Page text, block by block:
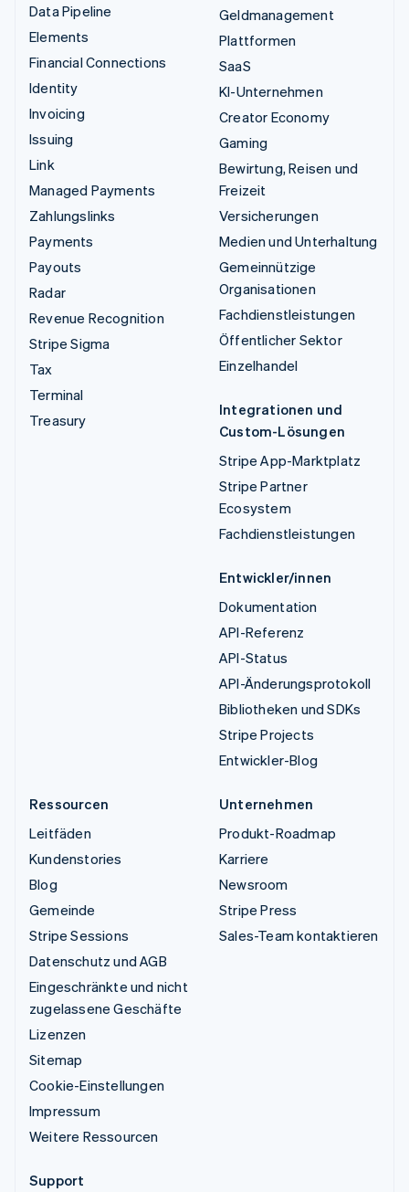
Data Pipeline
Elements
Financial Connections
Identity
Invoicing
Issuing
Link
Managed Payments
Zahlungslinks
Payments
Payouts
Radar
Revenue Recognition
Stripe Sigma
Tax
Terminal
Treasury
Geldmanagement
Plattformen
SaaS
KI-Unternehmen
Creator Economy
Gaming
Bewirtung, Reisen und
Freizeit
Versicherungen
Medien und Unterhaltung
Gemeinnützige
Organisationen
Fachdienstleistungen
Öffentlicher Sektor
Einzelhandel
Integrationen und
Custom-Lösungen
Stripe App-Marktplatz
Stripe Partner
Ecosystem
Fachdienstleistungen
Entwickler/innen
Dokumentation
API-Referenz
API-Status
API-Änderungsprotokoll
Bibliotheken und SDKs
Stripe Projects
Entwickler-Blog
Ressourcen
Leitfäden
Kundenstories
Blog
Gemeinde
Stripe Sessions
Datenschutz und AGB
Eingeschränkte und nicht
zugelassene Geschäfte
Lizenzen
Sitemap
Cookie-Einstellungen
Impressum
Weitere Ressourcen
Unternehmen
Produkt-Roadmap
Karriere
Newsroom
Stripe Press
Sales-Team kontaktieren
Support